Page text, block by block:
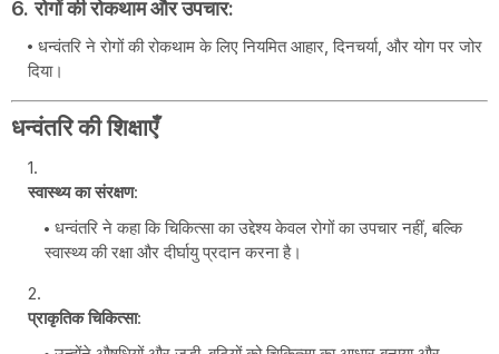
6.रोगों की रोकथाम और उपचार:
धन्वंतरि ने रोगों की रोकथाम के लिए नियमित आहार, दिनचर्या, और योग पर जोर
दिया।
धन्वंतरि की शिक्षाएँ
स्वास्थ्य का संरक्षण:
धन्वंतरि ने कहा कि चिकित्सा का उद्देश्य केवल रोगों का उपचार नहीं, बल्कि
स्वास्थ्य की रक्षा और दीर्घायु प्रदान करना है।
प्राकृतिक चिकित्सा: